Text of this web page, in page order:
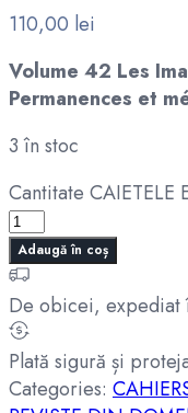
110,00 lei
Volume 42 Les
Permanences et
3 în stoc
Cantitate CAIETELE
Adaugă în coș
De obicei, expediat
Plată sigură și
Categories: